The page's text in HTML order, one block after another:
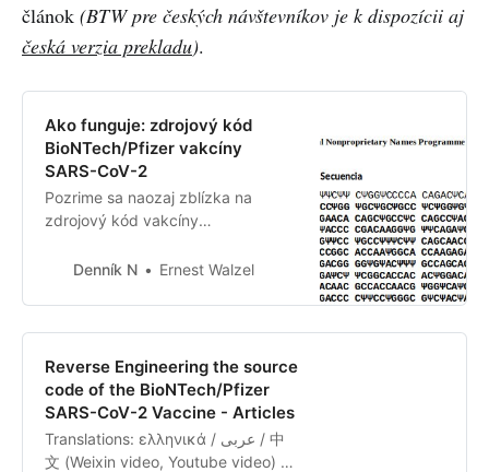
článok (BTW pre českých návštevníkov je k dispozícii aj
česká verzia prekladu).
Ako funguje: zdrojový kód
BioNTech/Pfizer vakcíny
SARS-CoV-2
Pozrime sa naozaj zblízka na
zdrojový kód vakcíny
sme zistili ako funguje.
Denník N Ernest Walzel
Reverse Engineering the source
code of the BioNTech/Pfizer
SARS-CoV-2 Vaccine - Articles
Translations: ελληνικά / عربى / 中
文 (Weixin video, Youtube video) /